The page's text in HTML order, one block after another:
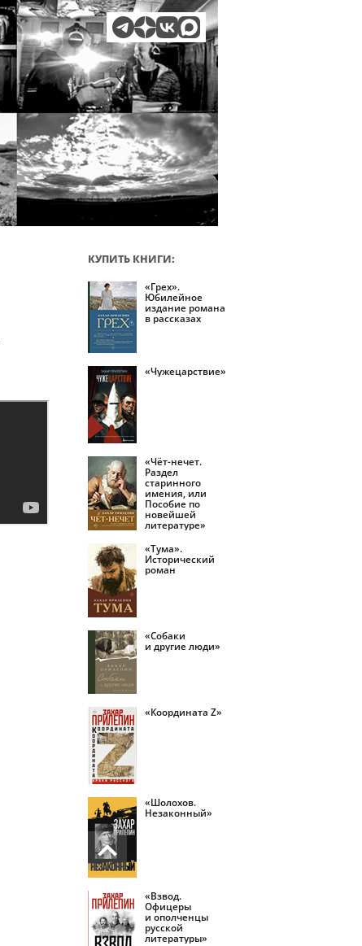
КУПИТЬ КНИГИ:
«Грех».
Юбилейное
издание романа
в рассказах
«Чужецарствие»
«Чёт-нечет.
Раздел
старинного
имения, или
Пособие по
новейшей
литературе»
«Тума».
Исторический
роман
«Собаки
и другие люди»
«Координата Z»
«Шолохов.
Незаконный»
«Взвод.
Офицеры
и ополченцы
русской
литературы»